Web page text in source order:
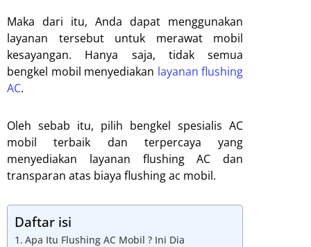
Maka dari itu, Anda dapat menggunakan
layanan tersebut untuk merawat mobil
kesayangan. Hanya saja, tidak semua
bengkel mobil menyediakan layanan flushing
AC.
Oleh sebab itu, pilih bengkel spesialis AC
mobil terbaik dan terpercaya yang
menyediakan layanan flushing AC dan
transparan atas biaya flushing ac mobil.
Daftar isi
Apa Itu Flushing AC Mobil ? Ini Dia